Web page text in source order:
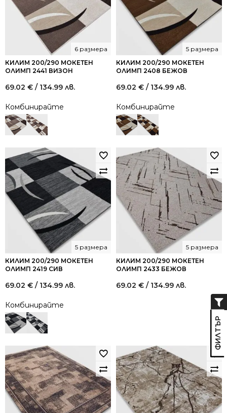
КИЛИМ 200/290 МОКЕТЕН
ОЛИМП 2441 ВИЗОН
6 размера
69.02 € / 134.99 лв.
Комбинирайте
КИЛИМ 200/290 МОКЕТЕН
ОЛИМП 2408 БЕЖОВ
5 размера
69.02 € / 134.99 лв.
Комбинирайте
КИЛИМ 200/290 МОКЕТЕН
ОЛИМП 2419 СИВ
5 размера
69.02 € / 134.99 лв.
Комбинирайте
КИЛИМ 200/290 МОКЕТЕН
ОЛИМП 2433 БЕЖОВ
5 размера
69.02 € / 134.99 лв.